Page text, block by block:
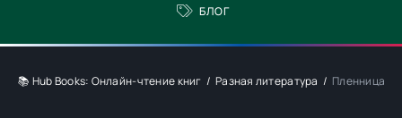
БЛОГ
📚 Hub Books: Онлайн-чтение книг Разная литература Пленница